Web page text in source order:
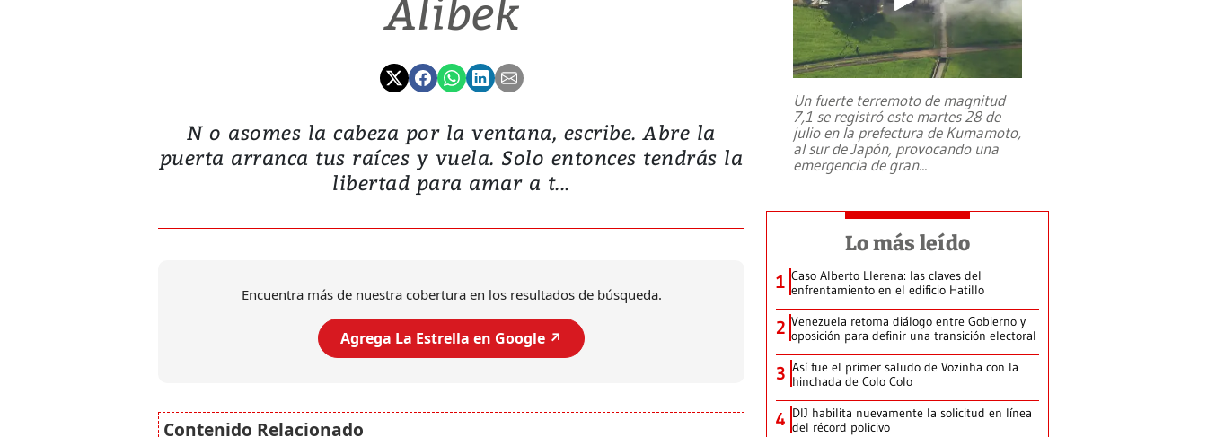
N o asomes la cabeza por la ventana, escribe. Abre la
puerta arranca tus raíces y vuela. Solo entonces tendrás la
libertad para amar a t...
Encuentra más de nuestra cobertura en los resultados de búsqueda.
Agrega La Estrella en Google ↗️
Un fuerte terremoto de magnitud
7,1 se registró este martes 28 de
julio en la prefectura de Kumamoto,
al sur de Japón, provocando una
emergencia de gran...
Lo más leído
1 Caso Alberto Llerena: las claves del
enfrentamiento en el edificio Hatillo
2 Venezuela retoma diálogo entre Gobierno y
oposición para definir una transición electoral
3 Así fue el primer saludo de Vozinha con la
hinchada de Colo Colo
4 DIJ habilita nuevamente la solicitud en línea
del récord policivo